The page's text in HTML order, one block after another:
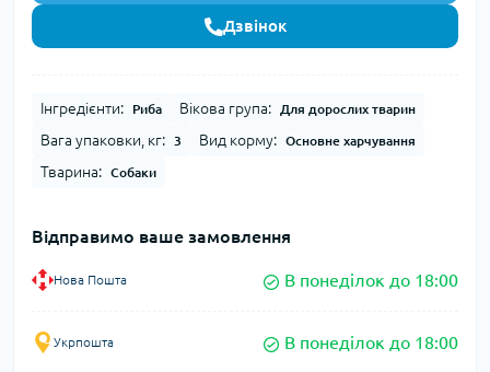
Дзвінок
Інгредієнти: Риба Вікова група: Для дорослих тварин
Вага упаковки, кг: 3 Вид корму: Основне харчування
Тварина: Собаки
Відправимо ваше замовлення
Нова Пошта В понеділок до 18:00
Укрпошта В понеділок до 18:00